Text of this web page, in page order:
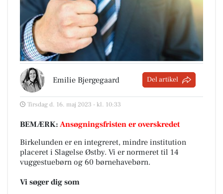
Emilie Bjergegaard Del artikel
Tirsdag d. 16. maj 2023 - kl. 10:33
BEMÆRK: Ansøgningsfristen er overskredet
Birkelunden er en integreret, mindre institution
placeret i Slagelse Østby. Vi er normeret til 14
vuggestuebørn og 60 børnehavebørn.
Vi søger dig som